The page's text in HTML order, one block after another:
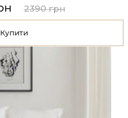
2390 грн
Купити